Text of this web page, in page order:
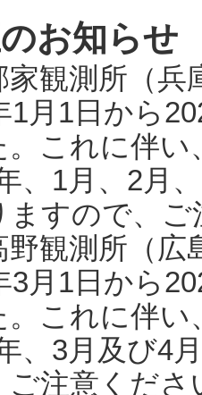
お知らせ
観測所（
1月1日から
これに伴い
、1月、2月
ますので、
観測所（
3月1日から
これに伴い
、3月及び4
ご注意くだ